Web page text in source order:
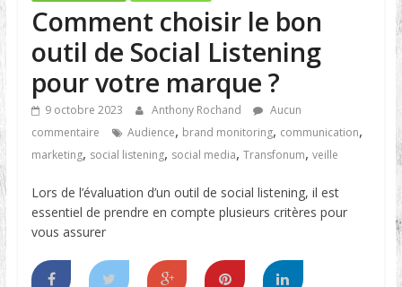
Comment choisir le bon
outil de Social Listening
pour votre marque ?
9 octobre 2023 Anthony Rochand
Aucun
commentaire
Audience, brand monitoring, communication,
marketing, social listening, social media, Transfonum, veille
Lors de l’évaluation d’un outil de social listening, il est
essentiel de prendre en compte plusieurs critères pour
vous assurer